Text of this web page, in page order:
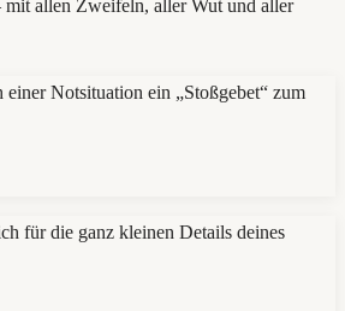
allen Zweifeln, aller Wut und aller
Notsituation ein „Stoßgebet“ zum
für die ganz kleinen Details deines